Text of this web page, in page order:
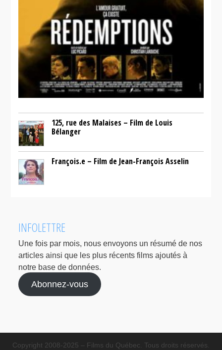
125, rue des Malaises – Film de Louis
Bélanger
François.e – Film de Jean-François Asselin
INFOLETTRE
Une fois par mois, nous envoyons un résumé de nos
articles ainsi que les plus récents films ajoutés à
notre base de données.
Abonnez-vous
Copyright 2008-2025 – Films du Québec. Tous droits réservés.